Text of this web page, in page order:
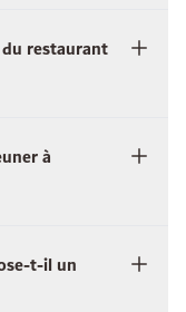
restaurant
à
t-il un